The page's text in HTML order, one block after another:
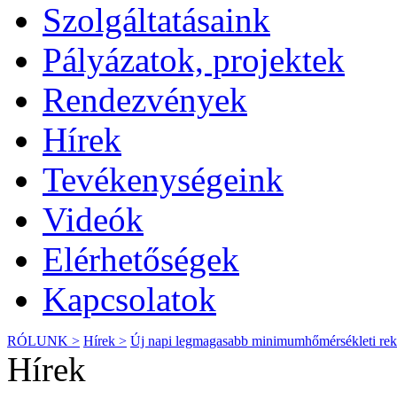
Szolgáltatásaink
Pályázatok, projektek
Rendezvények
Hírek
Tevékenységeink
Videók
Elérhetőségek
Kapcsolatok
RÓLUNK > Hírek > Új napi legmagasabb minimumhőmérsékleti
Hírek